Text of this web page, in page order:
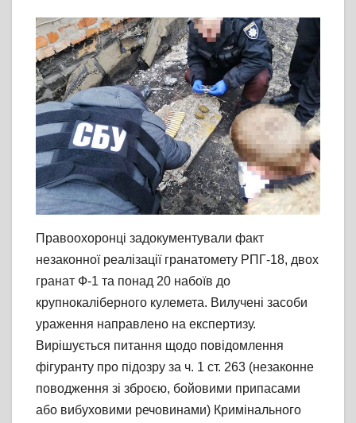
Правоохоронці задокументували факт
незаконної реалізації гранатомету РПГ-18, двох
гранат Ф-1 та понад 20 набоїв до
крупнокаліберного кулемета. Вилучені засоби
ураження направлено на експертизу.
Вирішується питання щодо повідомлення
фігуранту про підозру за ч. 1 ст. 263 (незаконне
поводження зі зброєю, бойовими припасами
або вибуховими речовинами) Кримінального